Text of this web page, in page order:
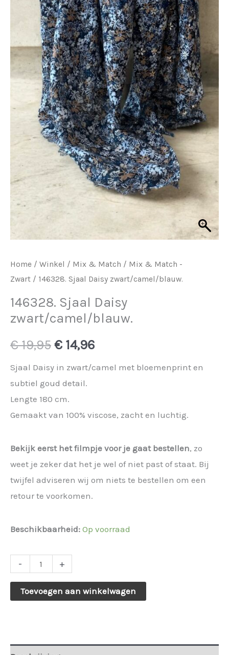
Home / Winkel / Mix & Match / Mix & Match -
Zwart / 146328. Sjaal Daisy zwart/camel/blauw.
146328. Sjaal Daisy
zwart/camel/blauw.
€19,95 Oorspronkelijke
prijs
€ 19,95.
€ 14,96Huidige
prijs
€ 14,96.
Sjaal Daisy in zwart/camel met bloemenprint en
subtiel goud detail.
Lengte 180 cm.
Gemaakt van 100% viscose, zacht en luchtig.
Bekijk eerst het filmpje voor je gaat bestellen, zo
weet je zeker dat het je wel of niet past of staat. Bij
twijfel adviseren wij om niets te bestellen om een
retour te voorkomen.
Beschikbaarheid: Op voorraad
-
146328.
Daisy
+
Toevoegen aan winkelwagen